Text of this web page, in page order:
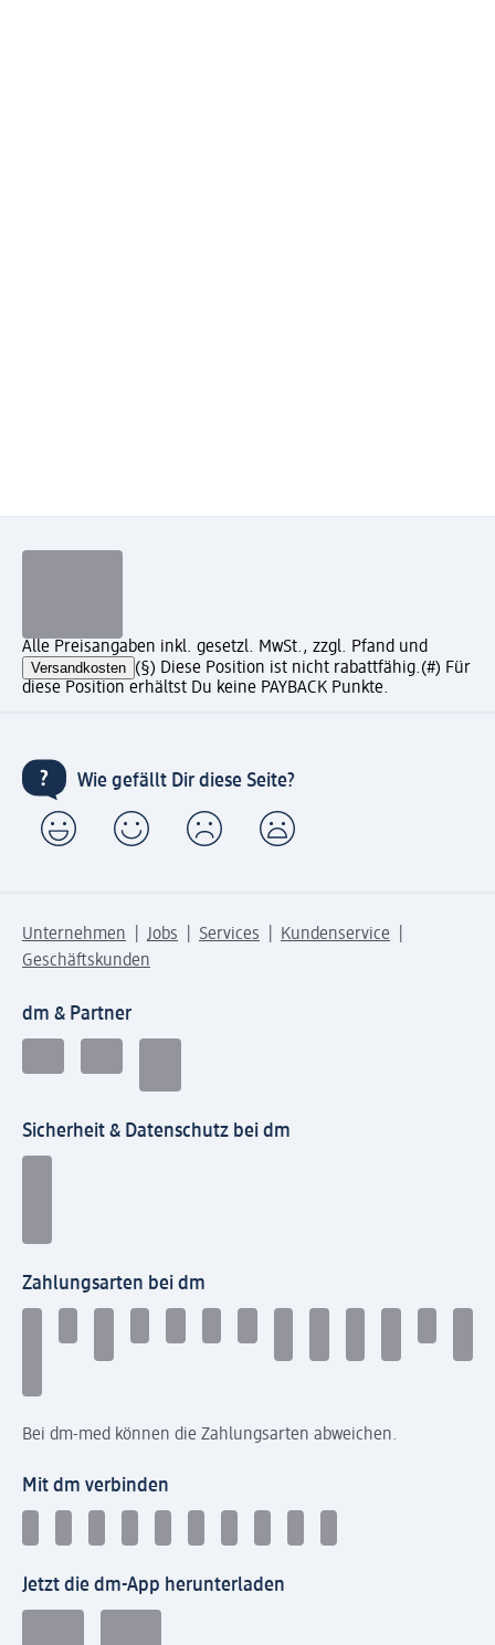
Alle Preisangaben inkl. gesetzl. MwSt., zzgl. Pfand und
Versandkosten (§) Diese Position ist nicht rabattfähig.(#) Für
diese Position erhältst Du keine PAYBACK Punkte.
Wie gefällt Dir diese Seite?
Unternehmen Jobs Services
Kundenservice
Geschäftskunden
dm & Partner
Sicherheit & Datenschutz bei dm
Zahlungsarten bei dm
Bei dm-med können die Zahlungsarten abweichen.
Mit dm verbinden
Jetzt die dm-App herunterladen